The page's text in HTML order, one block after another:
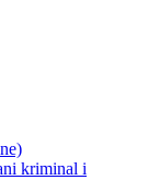
kriminal i